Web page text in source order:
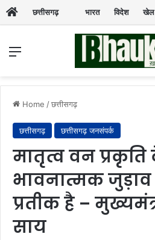
छत्तीसगढ़ भारत विदेश खेल
Menu
Home /छत्तीसगढ़
छत्तीसगढ़ छत्तीसगढ़ जनसंपर्क
मातृत्व वन प्रकृति
भावनात्मक
प्रतीक है –
साय